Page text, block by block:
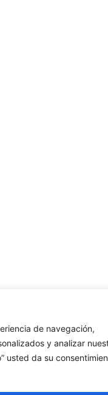
de navegación,
y analizar
usted da su